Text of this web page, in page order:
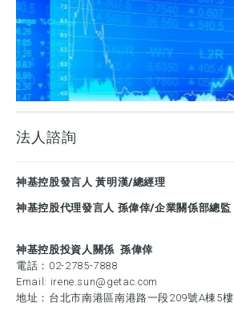
法人諮詢
神基控股發言人 黃明漢/總經理
神基控股代理發言人 孫偉倖/企業關係部總監
神基控股投資人關係 孫偉倖
電話： 02-2785-7888
Email: irene.sun@getac.com
地址：台北市南港區南港路一段209號A棟5樓